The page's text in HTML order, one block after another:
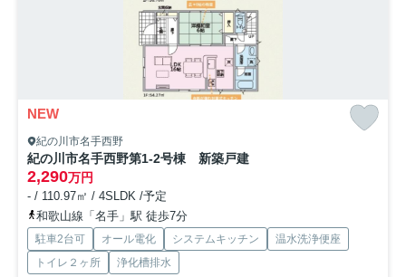
NEW
紀の川市名手西野
紀の川市名手西野第1-2号棟 新築戸建
2,290万円
- / 110.97㎡ / 4SLDK /予定
和歌山線「名手」駅 徒歩7分
駐車2台可 オール電化 システムキッチン
温水洗浄便座
トイレ２ヶ所
浄化槽排水